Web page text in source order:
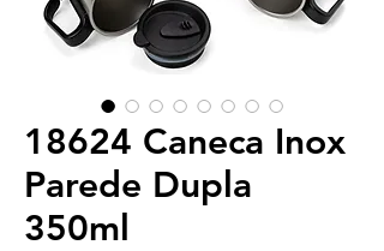
18624 Caneca Inox
Parede Dupla
350ml